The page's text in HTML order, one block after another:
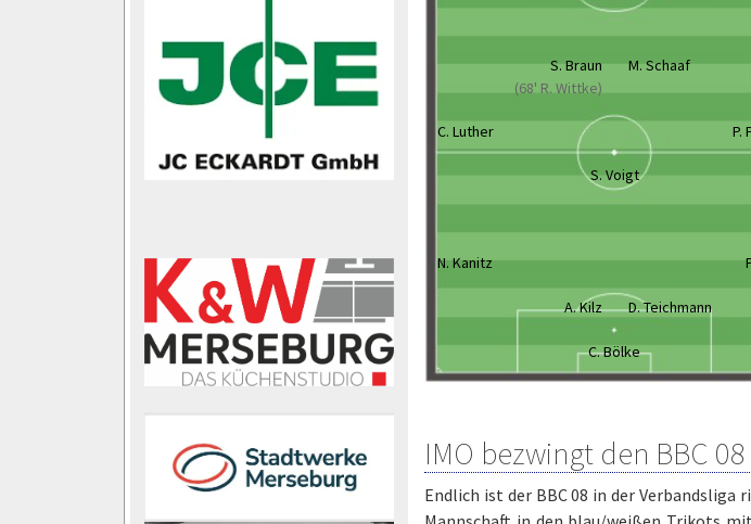
S. Braun
(68' R. Wittke)
M. Schaaf
C. Luther P.
S. Voigt
N. Kanitz
A. Kilz D. Teichmann
C. Bölke
IMO bezwingt den BBC 08
Endlich ist der BBC 08 in der